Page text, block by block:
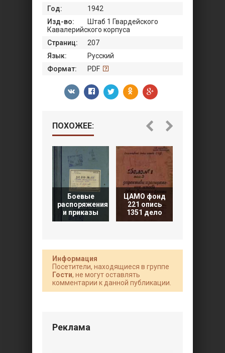
Год:
1942
Изд-во:
Штаб 1 Гвардейского
Кавалерийского корпуса
Страниц:
207
Язык:
Русский
Формат:
PDF
ПОХОЖЕЕ:
Боевые
распоряжения
и приказы
ЦАМО фонд
221 опись
1351 дело
Информация
Посетители, находящиеся в группе
Гости, не могут оставлять
комментарии к данной публикации.
Реклама